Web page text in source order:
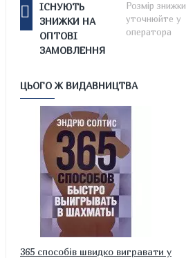
ІСНУЮТЬ
ЗНИЖКИ НА
ОПТОВІ
ЗАМОВЛЕННЯ
Розмір знижки
уточнюйте у
оператора
ЦЬОГО Ж ВИДАВНИЦТВА
365 способів швидко вигравати у